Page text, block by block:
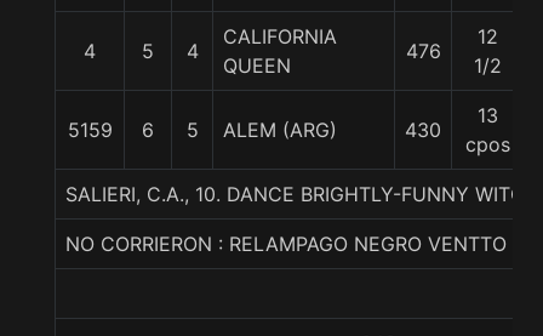
4 5 4
CALIFORNIA
QUEEN
476
12
1/2
5159 6 5 ALEM (ARG) 430
13
cpos
SALIERI, C.A., 10. DANCE BRIGHTLY-FUNNY
NO CORRIERON : RELAMPAGO NEGRO VENTTO